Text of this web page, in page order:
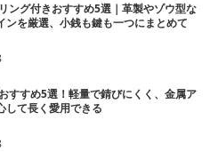
ング付きおすすめ5選｜革製やゾウ型な
ンを厳選、小銭も鍵も一つにまとめて
すすめ5選！軽量で錆びにくく、金属ア
して長く愛用できる